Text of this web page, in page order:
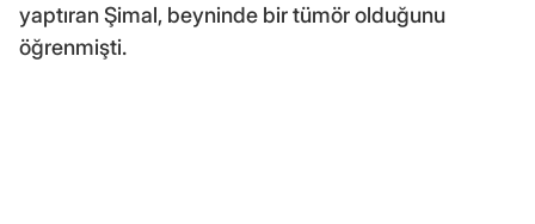
yaptıran Şimal, beyninde bir tümör olduğunu
öğrenmişti.